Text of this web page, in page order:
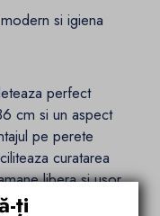
si igiena
perfect
cm si un aspect
pe perete
curatarea
libera si usor
ți